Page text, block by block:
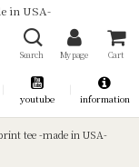
in USA-
Search My page Cart
youtube information
tee -made in USA-